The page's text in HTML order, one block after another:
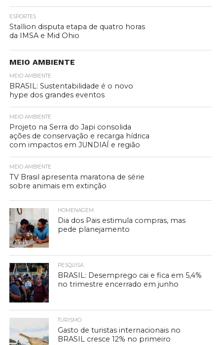
ESPORTES
Stallion disputa etapa de quatro horas
da IMSA e Mid Ohio
MEIO AMBIENTE
MEIO AMBIENTE
BRASIL: Sustentabilidade é o novo
hype dos grandes eventos
MEIO AMBIENTE
Projeto na Serra do Japi consolida
ações de conservação e recarga hídrica
com impactos em JUNDIAÍ e região
MEIO AMBIENTE
TV Brasil apresenta maratona de série
sobre animais em extinção
HOMENAGEM
Dia dos Pais estimula compras, mas
pede planejamento
PESQUISA
BRASIL: Desemprego cai e fica em 5,4%
no trimestre encerrado em junho
TURISMO
Gasto de turistas internacionais no
BRASIL cresce 12% no primeiro